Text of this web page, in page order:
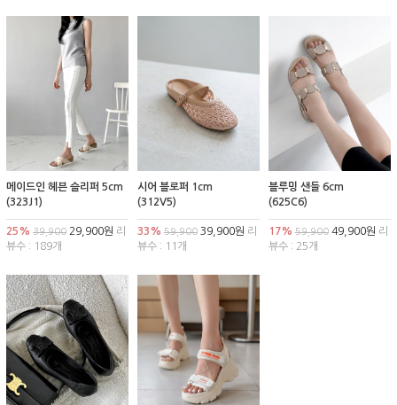
메이드인 헤븐 슬리퍼 5cm
(323J1)
25% 39,900 29,900원 리
뷰수 : 189개
시어 블로퍼 1cm
(312V5)
33% 59,90039,900원 리
뷰수 : 11개
블루밍 샌들 6cm
(625C6)
17% 59,90049,900원 리
뷰수 : 25개